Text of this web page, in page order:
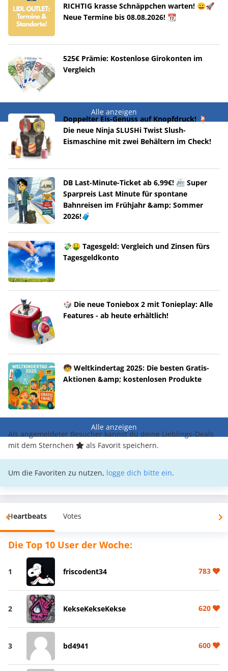
RICHTIG krasse Schnäppchen warten! 😀🚀
Neue Termine bis 08.08.2026! 📆
525€ Prämie: Kostenlose Girokonten im
Vergleich
Alle anzeigen
Doppelter Eis-Genuss auf Knopfdruck! 🍹
Die neue Ninja SLUSHi Twist Slush-
Eismaschine mit zwei Behältern im Check!
DB Last-Minute-Ticket ab 6,99€! 🚈 Super
Sparpreis Last Minute für spontane
Bahnreisen im Frühjahr &amp; Sommer
2026!🧳
💸🤑 Tagesgeld: Vergleich und Zinsen fürs
Tagesgeldkonto
🎲 Die neue Toniebox 2 mit Tonieplay: Alle
Features - ab heute erhältlich!
🧒 Weltkindertag 2025: Die besten Gratis-
Aktionen &amp; kostenlosen Produkte
Alle anzeigen
Als angemeldeter Besucher kannst du deine Lieblings-Deals
mit dem Sternchen
als Favorit speichern.
Um die Favoriten zu nutzen, logge dich bitte ein.
Heartbeats Votes
Die Top 10 User der Woche:
1 friscodent34 783
2 KekseKekseKekse 620
3 bd4941 600